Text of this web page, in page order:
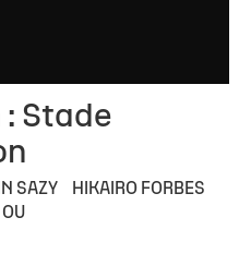
Stade
SAZY
HIKAIRO FORBES
OU